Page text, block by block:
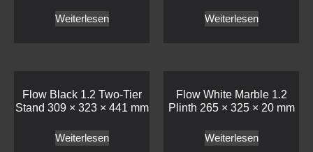
Weiterlesen Weiterlesen
Flow Black 1.2 Two-Tier
Stand 309 × 323 × 441 mm
Weiterlesen
Flow White Marble 1.2
Plinth 265 × 325 × 20 mm
Weiterlesen